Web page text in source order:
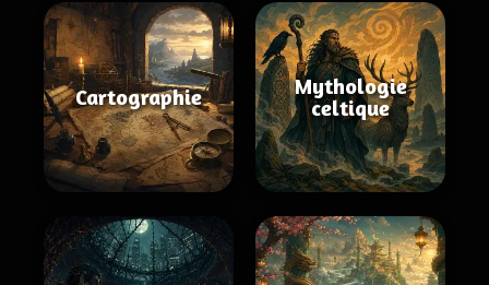
Cartographie
Mythologie
celtique